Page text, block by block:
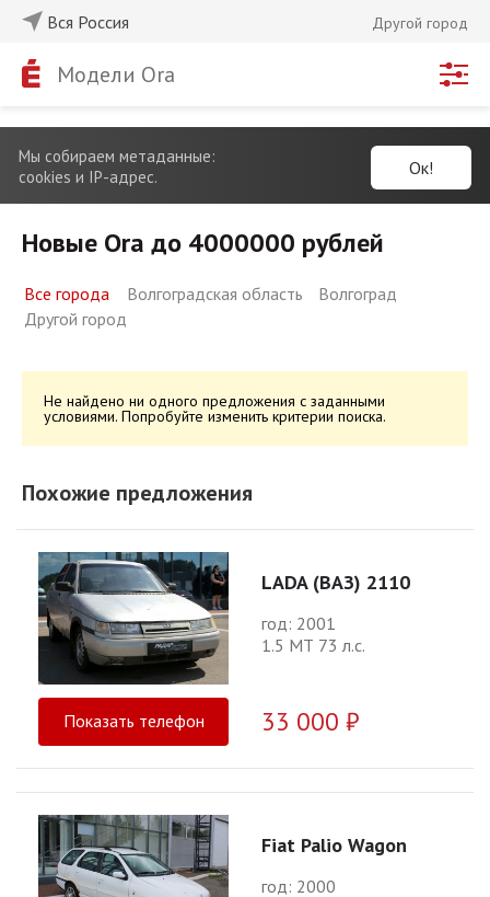
Вся Россия Другой город
Модели Ora
Мы собираем метаданные:
cookies и IP-адрес.
Ок!
Новые Ora до 4000000 рублей
Все города Волгоградская область
Волгоград
Другой город
Не найдено ни одного предложения с заданными
условиями. Попробуйте изменить критерии поиска.
Похожие предложения
LADA (ВАЗ) 2110
год: 2001
1.5 МТ 73 л.с.
Показать телефон 33 000 ₽
Fiat Palio Wagon
год: 2000